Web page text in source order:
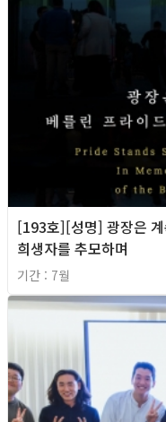
[193호][성명] 광장은
희생자를 추모하며
기간 : 7월